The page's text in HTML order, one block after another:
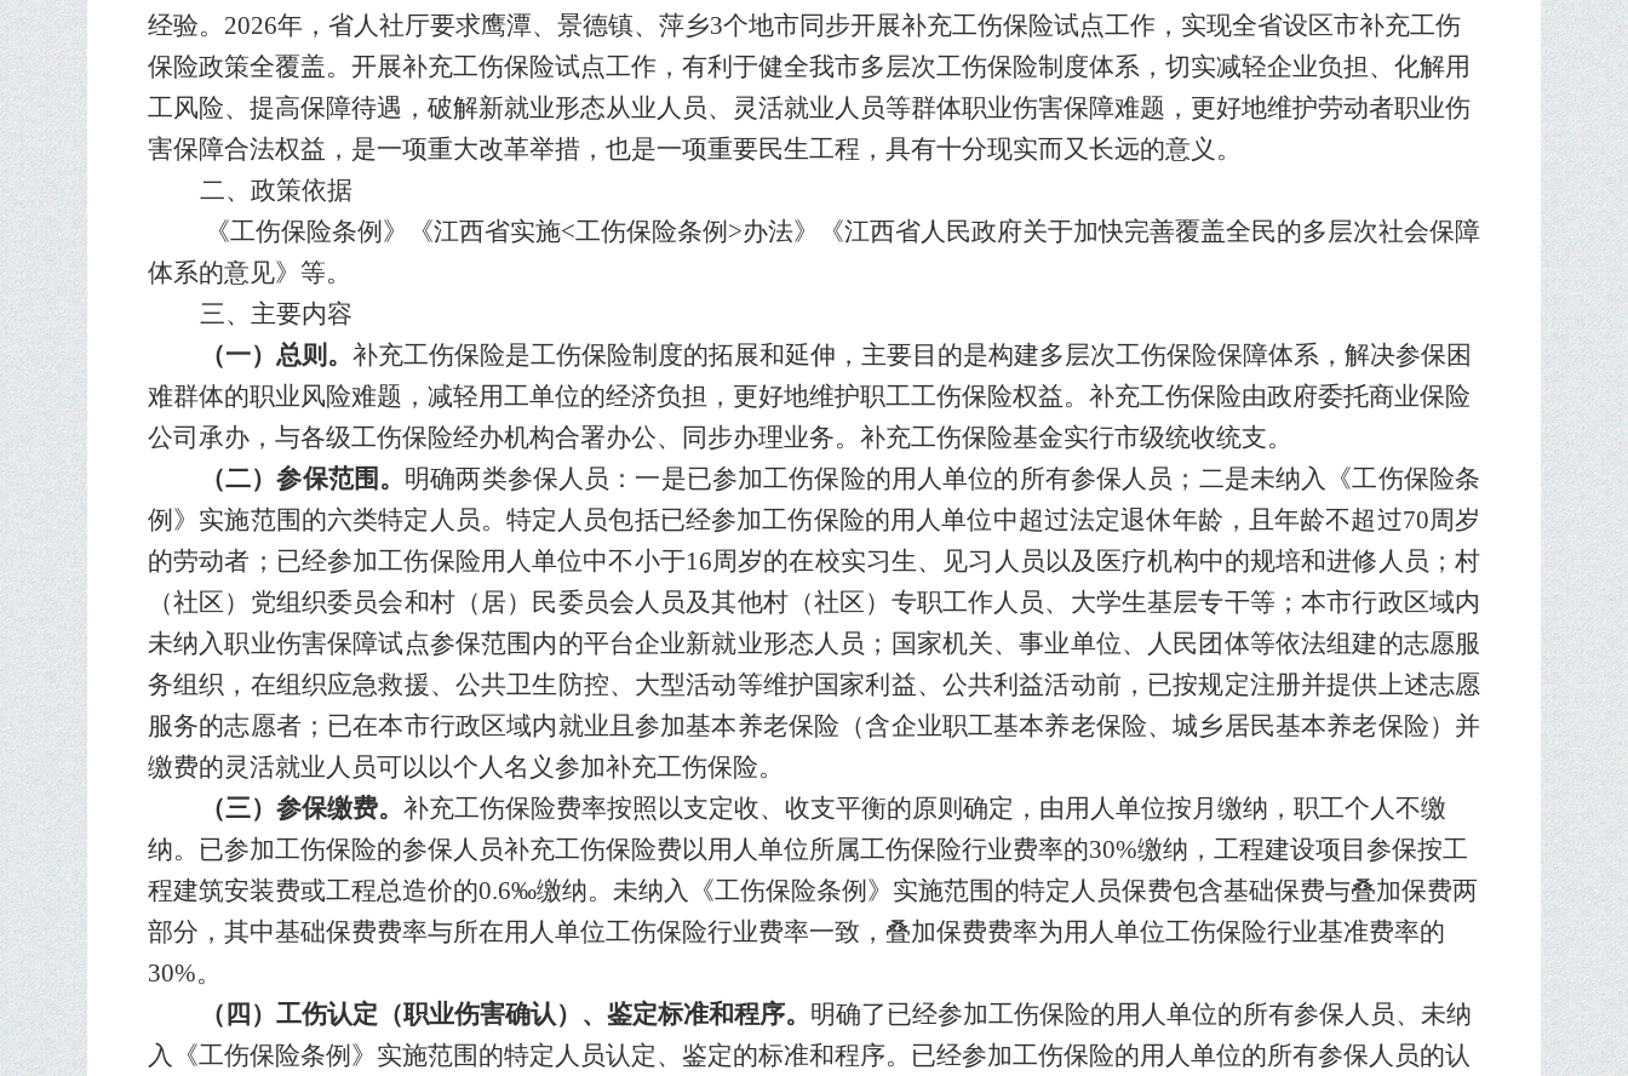
经验。2026年，省人社厅要求鹰潭、景德镇、萍乡3个地市同步开展补充工伤保险试点工作，实现全省设区市补充工伤
保险政策全覆盖。 开展补充工伤保险试点工作，有利于健全我市多层次工伤保险制度体系，切实减轻企业负担、化解用
工风险、提高保障待遇，破解新就业形态从业人员、灵活就业人员等群体职业伤害保障难题，更好地维护劳动者职业伤
害保障合法权益， 是一项重大改革举措，也是一项重要民生工程，具有十分现实而又长远的意义。
二、政策依据
《工伤保险条例》《江西省实施<工伤保险条例>办法》《江西省人民政府关于加快完善覆盖全民的多层次社会保障
体系的意见》等。
三、主要内容
（一）总则。 补充工伤保险是工伤保险制度的拓展和延伸，主要目的是构建多层次工伤保险保障体系，解决参保困
难群体的职业风险难题，减轻用工单位的经济负担，更好地维护职工工伤保险权益。补充工伤保险由政府委托商业保险
公司承办，与各级工伤保险经办机构合署办公、同步办理业务。补充工伤保险基金实行市级统收统支。
（二）参保范围。 明确两类参保人员：一是已参加工伤保险的用人单位的所有参保人员；二是未纳入《工伤保险条
例》实施范围的六类特定人员。 特定人员包括已经参加工伤保险的用人单位中超过法定退休年龄，且年龄不超过70周岁
的劳动者 ； 已经参加工伤保险用人单位中不小于16周岁的在校实习生、见习人员以及医疗机构中的规培和进修人员 ； 村
（社区）党组织委员会和村（居）民委员会人员及其他村（社区）专职工作人员、大学生基层专干等 ； 本市行政区域内
未纳入职业伤害保障试点参保范围内的平台企业新就业形态人员；国家机关、事业单位、人民团体等依法组建的志愿服
务组织，在组织应急救援、公共卫生防控、大型活动等维护国家利益、公共利益活动前，已按规定注册并提供上述志愿
服务的志愿者；已在本市行政区域内就业且参加基本养老保险（含企业职工基本养老保险、城乡居民基本养老保险）并
缴费的灵活就业人员可以以个人名义参加补充工伤保险。
（三）参保缴费。 补充工伤保险费率按照以支定收、收支平衡的原则确定，由用人单位按月缴纳，职工个人不缴
纳。已参加工伤保险的参保人员补充工伤保险费以用人单位所属工伤保险行业费率的30%缴纳，工程建设项目参保按工
程建筑安装费或工程总造价的0.6‰缴纳。未纳入《工伤保险条例》实施范围的特定人员保费包含基础保费与叠加保费两
部分，其中基础保费费率与所在用人单位工伤保险行业费率一致，叠加保费费率为用人单位工伤保险行业基准费率的
30%。
（四） 工伤认定（职业伤害确认）、鉴定标准和程序。 明确了已经参加工伤保险的用人单位的所有参保人员、未纳
入《工伤保险条例》实施范围的特定人员认定、鉴定的标准和程序。 已经参加工伤保险的用人单位的所有参保人员的认